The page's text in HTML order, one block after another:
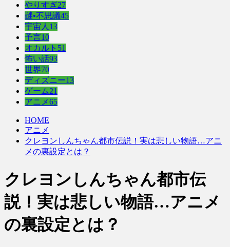
やりすぎ27
謎•不思議45
宇宙人 13
予言10
オカルト 51
怖い話93
世界70
ディズニー13
ゲーム21
アニメ65
HOME
アニメ
クレヨンしんちゃん都市伝説！実は悲しい物語…アニ
メの裏設定とは？
クレヨンしんちゃん都市伝
説！実は悲しい物語…アニメ
の裏設定とは？